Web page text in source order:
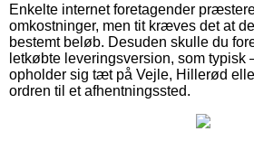
Enkelte internet foretagender
omkostninger, men tit kræves det at
bestemt beløb. Desuden skulle du
letkøbte leveringsversion, som typisk
opholder sig tæt på Vejle, Hillerød
ordren til et afhentningssted.